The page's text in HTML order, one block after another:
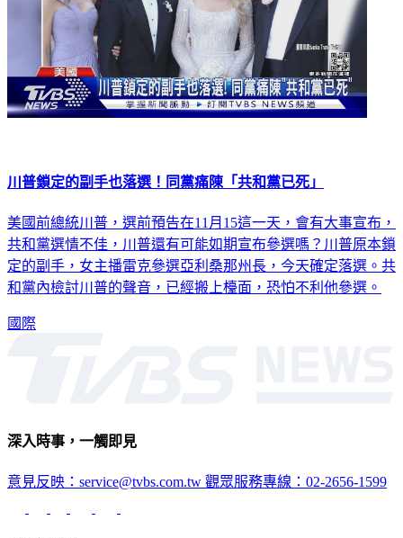
川普鎖定的副手也落選！同黨痛陳「共和黨已死」
美國前總統川普，選前預告在11月15這一天，會有大事宣布，
共和黨選情不佳，川普還有可能如期宣布參選嗎？川普原本鎖
定的副手，女主播雷克參選亞利桑那州長，今天確定落選。共
和黨內檢討川普的聲音，已經搬上檯面，恐怕不利他參選。
國際
深入時事，一觸即見
意見反映：service@tvbs.com.tw 觀眾服務專線：02-2656-1599